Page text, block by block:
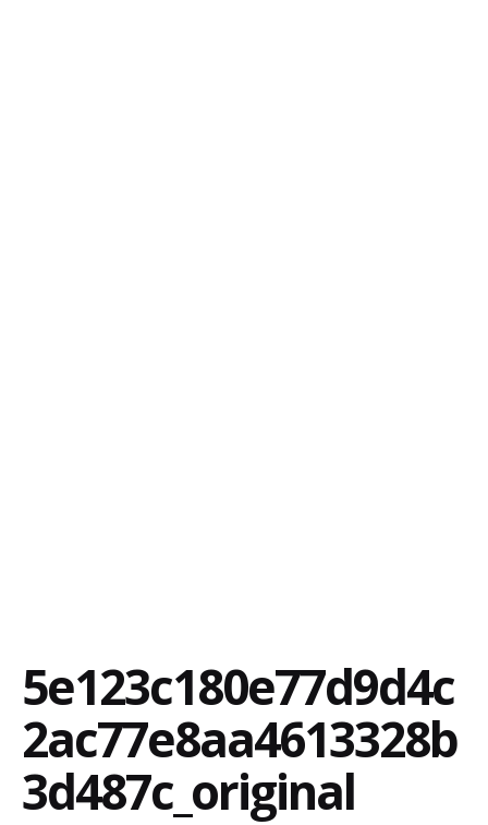
5e123c180e77d9d4c
2ac77e8aa4613328b
3d487c_original